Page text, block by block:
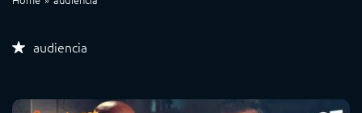
audiencia